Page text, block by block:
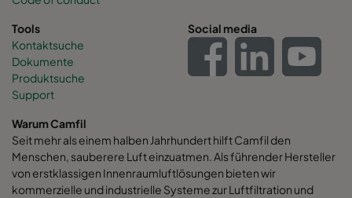
Tools
Kontaktsuche
Dokumente
Produktsuche
Support
Social media
Warum Camfil
Seit mehr als einem halben Jahrhundert hilft Camfil den
Menschen, sauberere Luft einzuatmen. Als führender Hersteller
von erstklassigen Innenraumluftlösungen bieten wir
kommerzielle und industrielle Systeme zur Luftfiltration und